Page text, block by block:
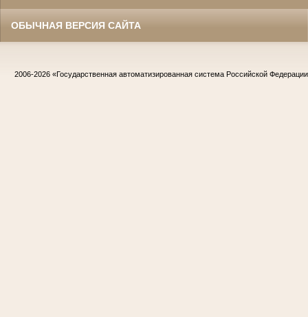
ОБЫЧНАЯ ВЕРСИЯ САЙТА
2006-2026 «Государственная автоматизированная система Российской